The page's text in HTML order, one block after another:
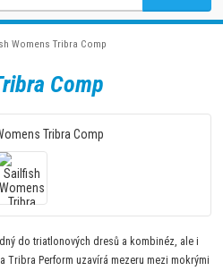
Womens Tribra Comp
Comp
do triatlonových dresů a kombinéz, ale i
Perform uzavírá mezeru mezi mokrými